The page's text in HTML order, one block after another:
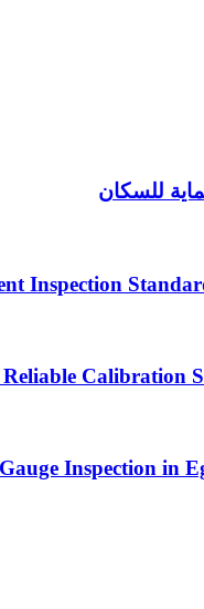
للسكان
Inspection
Reliable Calibration
Inspection in